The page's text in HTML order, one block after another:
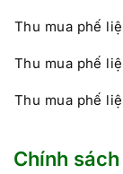
Thu mua phế
Thu mua phế
Thu mua phế
Chính sách